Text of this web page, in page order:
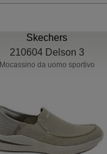
Skechers
210604 Delson 3
Mocassino da uomo sportivo